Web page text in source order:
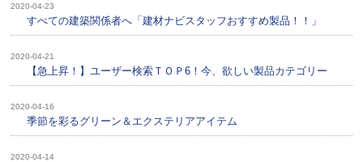
2020-04-23
すべての建築関係者へ「建材ナビスタッフおすすめ製品！！」
2020-04-21
【急上昇！】ユーザー検索ＴＯＰ6！今、欲しい製品カテゴリー
2020-04-16
季節を彩るグリーン＆エクステリアアイテム
2020-04-14